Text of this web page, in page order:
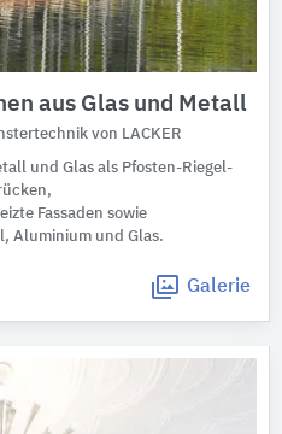
aus Glas und Metall
von LACKER
und Glas als Pfosten-Riegel-
Fassaden sowie
Aluminium und Glas.
Galerie